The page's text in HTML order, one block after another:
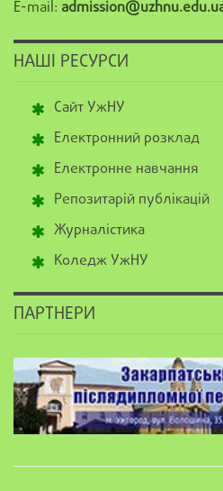
E-mail:
НАШІ РЕСУРСИ
Сайт УжНУ
Електронний розклад
Електронне навчання
Репозитарій публікацій
Журналістика
Коледж УжНУ
ПАРТНЕРИ